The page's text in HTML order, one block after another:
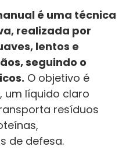
é uma técnica
realizada por
lentos e
seguindo o
O objetivo é
um líquido claro
resíduos
de defesa.